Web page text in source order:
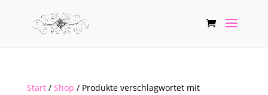
Start/ Shop / Produkte verschlagwortet mit